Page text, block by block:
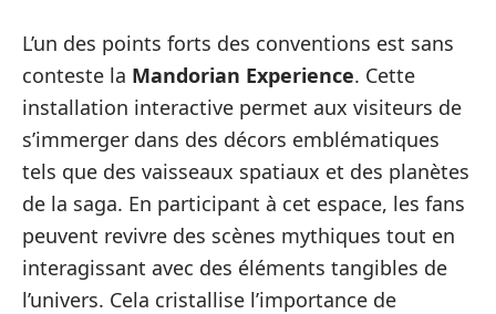
L’un des points forts des conventions est sans
conteste la Mandorian Experience. Cette
installation interactive permet aux visiteurs de
s’immerger dans des décors emblématiques
tels que des vaisseaux spatiaux et des planètes
de la saga. En participant à cet espace, les fans
peuvent revivre des scènes mythiques tout en
interagissant avec des éléments tangibles de
l’univers. Cela cristallise l’importance de